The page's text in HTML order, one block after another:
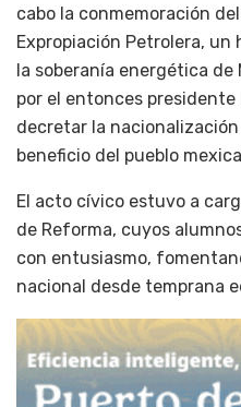
cabo la conmemoración
Expropiación Petrolera,
la soberanía energética de
por el entonces presidente
decretar la
beneficio del pueblo
El acto cívico estuvo a
de Reforma, cuyos
con entusiasmo,
nacional desde temprana